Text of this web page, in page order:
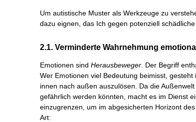
Um autistische Muster als Werkzeuge zu
dazu eignen, das Ich gegen potenziell
2.1. Verminderte Wahrnehmung
Emotionen sind Herausbeweger. Der Begriff
Wer Emotionen viel Bedeutung beimisst,
innen nach außen auszulösen. Da die
gefährlich werden könnten, macht es im Dienst
einzugrenzen, um im abgesicherten Horizont
Art: